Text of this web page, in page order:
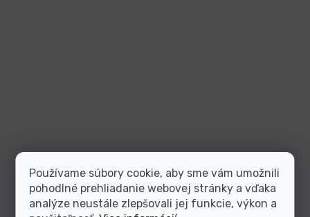
Používame súbory cookie, aby sme vám umožnili
pohodlné prehliadanie webovej stránky a vďaka
analýze neustále zlepšovali jej funkcie, výkon a